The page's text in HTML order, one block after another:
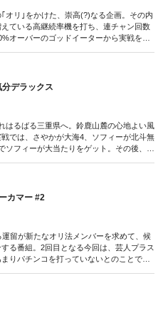
オリ｣をかけた、崇高(?)なる企画。その内
ている高継続率機を打ち、連チャン回数
オーバーのゴッドイーターから実戦をス
ーはその連チャンを超えることはできる
年8月号付録DVDに収録されたものです／
デラックス
はるばる三重県へ。鈴鹿山麓の心地よい風
では、さやかが大海4、ソフィーが北斗無
フィーが大当たりをゲット。その後、出
8月号付録DVDに収録されたものです／
カマー #2
留が新たなオリ法メンバーを求めて、候
る番組。2回目となる今回は、芸人プラス
りパチンコを打っていないとのことで、
できるか!?
8月号付録DVDに収録されたものです／